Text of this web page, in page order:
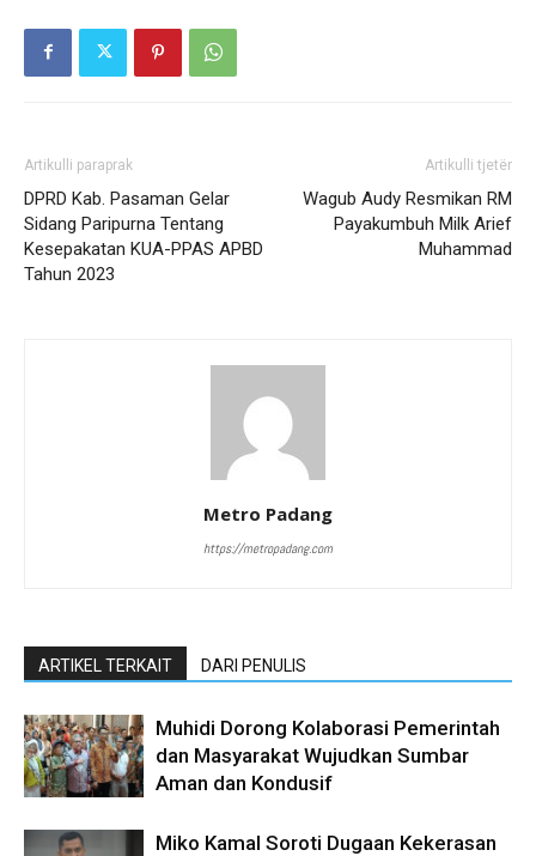
Artikulli paraprak
DPRD Kab. Pasaman Gelar
Sidang Paripurna Tentang
Kesepakatan KUA-PPAS APBD
Tahun 2023
Artikulli tjetër
Wagub Audy Resmikan RM
Payakumbuh Milk Arief
Muhammad
Metro Padang
https://metropadang.com
ARTIKEL TERKAIT DARI PENULIS
Muhidi Dorong Kolaborasi Pemerintah
dan Masyarakat Wujudkan Sumbar
Aman dan Kondusif
Miko Kamal Soroti Dugaan Kekerasan